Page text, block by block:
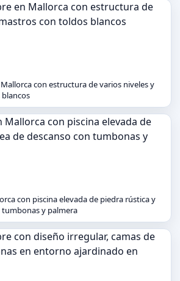
con estructura de varios niveles y
con piscina elevada de piedra rústica y
tumbonas y palmera